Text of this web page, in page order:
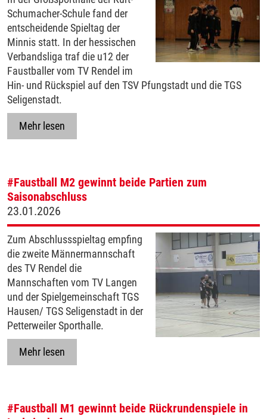
Schumacher-Schule fand der
entscheidende Spieltag der
Minnis statt. In der hessischen
Verbandsliga traf die u12 der
Faustballer vom TV Rendel im
Hin- und Rückspiel auf den TSV Pfungstadt und die TGS
Seligenstadt.
Mehr lesen
#Faustball M2 gewinnt beide Partien zum
Saisonabschluss
23.01.2026
Zum Abschlussspieltag empfing
die zweite Männermannschaft
des TV Rendel die
Mannschaften vom TV Langen
und der Spielgemeinschaft TGS
Hausen/ TGS Seligenstadt in der
Petterweiler Sporthalle.
Mehr lesen
#Faustball M1 gewinnt beide Rückrundenspiele in